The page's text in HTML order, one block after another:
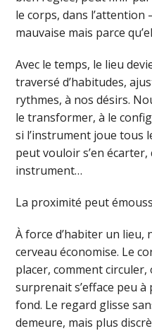
le corps, dans
mauvaise mais parce
Avec le temps, le lieu
traversé d’habitudes,
rythmes, à nos désirs.
le transformer, à le
si l’instrument joue tous
peut vouloir s’en
instrument…
La proximité peut
À force d’habiter un
cerveau économise. Le
placer, comment circuler,
surprenait s’efface peu
fond. Le regard glisse
demeure, mais plus